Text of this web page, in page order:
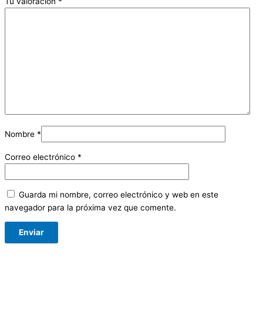
Nombre *
Correo electrónico *
Guarda mi nombre, correo electrónico y web en este
navegador para la próxima vez que comente.